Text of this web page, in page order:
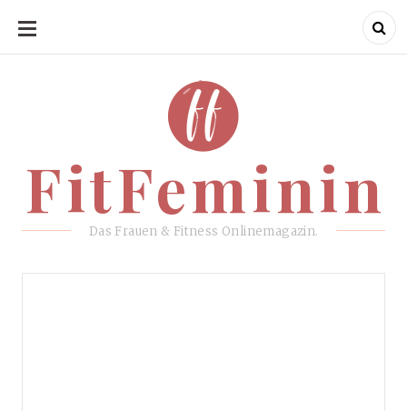
SKIP
CONTENT
FitFeminin
Das Frauen & Fitness Onlinemagazin.
FitFeminin